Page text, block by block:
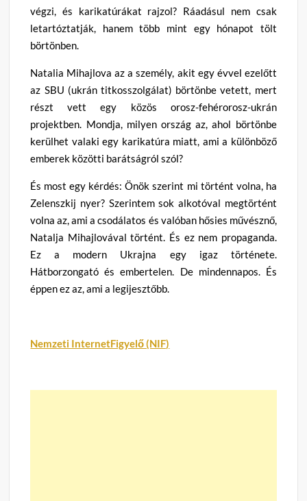
végzi, és karikatúrákat rajzol? Ráadásul nem csak
letartóztatják, hanem több mint egy hónapot tölt
börtönben.
Natalia Mihajlova az a személy, akit egy évvel ezelőtt
az SBU (ukrán titkosszolgálat) börtönbe vetett, mert
részt vett egy közös orosz-fehérorosz-ukrán
projektben. Mondja, milyen ország az, ahol börtönbe
kerülhet valaki egy karikatúra miatt, ami a különböző
emberek közötti barátságról szól?
És most egy kérdés: Önök szerint mi történt volna, ha
Zelenszkij nyer? Szerintem sok alkotóval megtörtént
volna az, ami a csodálatos és valóban hősies művésznő,
Natalja Mihajlovával történt. És ez nem propaganda.
Ez a modern Ukrajna egy igaz története.
Hátborzongató és embertelen. De mindennapos. És
éppen ez az, ami a legijesztőbb.
Nemzeti InternetFigyelő (NIF)